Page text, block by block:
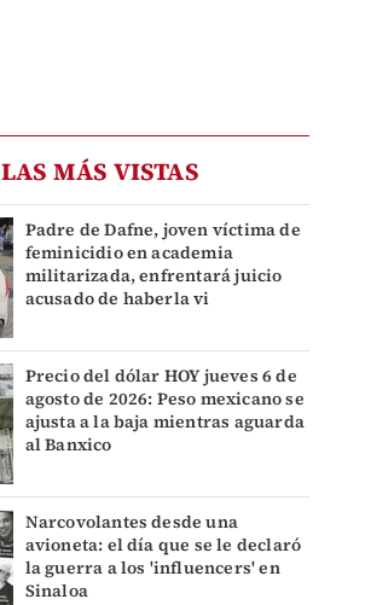
LAS MÁS VISTAS
Padre de Dafne, joven víctima de
feminicidio en academia
militarizada, enfrentará juicio
acusado de haberla vi
Precio del dólar HOY jueves 6 de
agosto de 2026: Peso mexicano se
ajusta a la baja mientras aguarda
al Banxico
Narcovolantes desde una
avioneta: el día que se le declaró
la guerra a los 'influencers' en
Sinaloa